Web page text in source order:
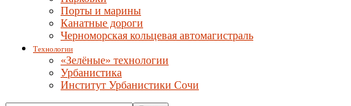
Порты и марины
Канатные дороги
Черноморская кольцевая автомагистраль
Технологии
«Зелёные» технологии
Урбанистика
Институт Урбанистики Сочи